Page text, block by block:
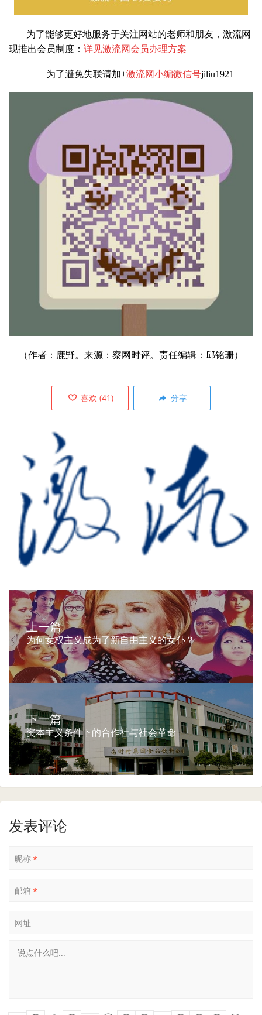
为了能够更好地服务于关注网站的老师和朋友，激流网
现推出会员制度： 详见激流网会员办理方案
为了避免失联请加+激流网小编微信号jiliu1921
（作者： 鹿野。来源：察网时评。责任编辑：邱铭珊）
喜欢 (41) 分享
上一篇
为何女权主义成为了新自由主义的女仆？
下一篇
资本主义条件下的合作社与社会革命
发表评论
昵称*
邮箱 *
网址